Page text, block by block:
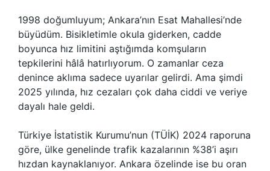
1998 doğumluyum; Ankara’nın Esat Mahallesi’nde
büyüdüm. Bisikletimle okula giderken, cadde
boyunca hız limitini aştığımda komşuların
tepkilerini hâlâ hatırlıyorum. O zamanlar ceza
denince aklıma sadece uyarılar gelirdi. Ama şimdi
2025 yılında, hız cezaları çok daha ciddi ve veriye
dayalı hale geldi.
Türkiye İstatistik Kurumu’nun (TÜİK) 2024 raporuna
göre, ülke genelinde trafik kazalarının %38’i aşırı
hızdan kaynaklanıyor. Ankara özelinde ise bu oran